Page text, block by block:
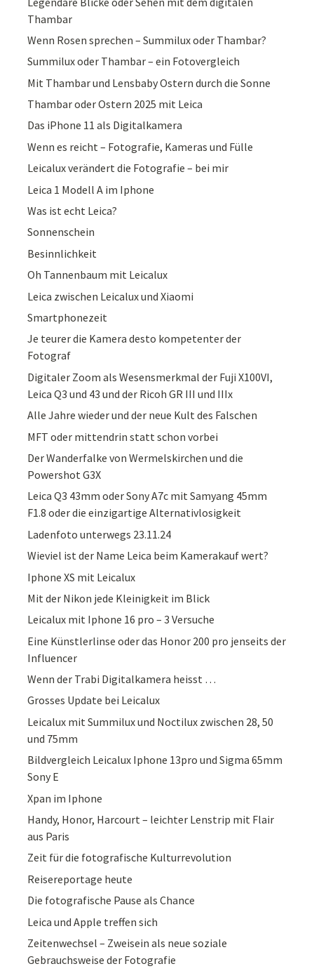
Thambar
Wenn Rosen sprechen – Summilux oder Thambar?
Summilux oder Thambar – ein Fotovergleich
Mit Thambar und Lensbaby Ostern durch die Sonne
Thambar oder Ostern 2025 mit Leica
Das iPhone 11 als Digitalkamera
Wenn es reicht – Fotografie, Kameras und Fülle
Leicalux verändert die Fotografie – bei mir
Leica 1 Modell A im Iphone
Was ist echt Leica?
Sonnenschein
Besinnlichkeit
Oh Tannenbaum mit Leicalux
Leica zwischen Leicalux und Xiaomi
Smartphonezeit
Je teurer die Kamera desto kompetenter der
Fotograf
Digitaler Zoom als Wesensmerkmal der Fuji X100VI,
Leica Q3 und 43 und der Ricoh GR III und IIIx
Alle Jahre wieder und der neue Kult des Falschen
MFT oder mittendrin statt schon vorbei
Der Wanderfalke von Wermelskirchen und die
Powershot G3X
Leica Q3 43mm oder Sony A7c mit Samyang 45mm
F1.8 oder die einzigartige Alternativlosigkeit
Ladenfoto unterwegs 23.11.24
Wieviel ist der Name Leica beim Kamerakauf wert?
Iphone XS mit Leicalux
Mit der Nikon jede Kleinigkeit im Blick
Leicalux mit Iphone 16 pro – 3 Versuche
Eine Künstlerlinse oder das Honor 200 pro jenseits der
Influencer
Wenn der Trabi Digitalkamera heisst …
Grosses Update bei Leicalux
Leicalux mit Summilux und Noctilux zwischen 28, 50
und 75mm
Bildvergleich Leicalux Iphone 13pro und Sigma 65mm
Sony E
Xpan im Iphone
Handy, Honor, Harcourt – leichter Lenstrip mit Flair
aus Paris
Zeit für die fotografische Kulturrevolution
Reisereportage heute
Die fotografische Pause als Chance
Leica und Apple treffen sich
Zeitenwechsel – Zweisein als neue soziale
Gebrauchsweise der Fotografie